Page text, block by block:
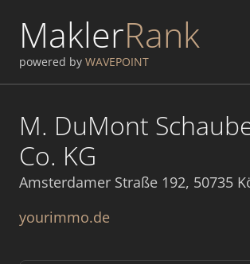
MaklerRank
powered by WAVEPOINT
M. DuMont
Co. KG
Amsterdamer Straße 192, 50735
yourimmo.de